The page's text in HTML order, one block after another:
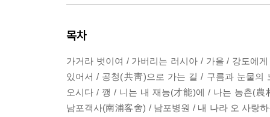
목차
가거라 벗이여 / 가버리는 러시아 / 가을 / 강도에
있어서 / 공청(共靑)으로 가는 길 / 구름과 눈물
오시다 / 깽 / 니는 내 재능(才能)에 / 나는 농촌(
남포객사(南浦客舍) / 남포병원 / 내 나라 오 사랑